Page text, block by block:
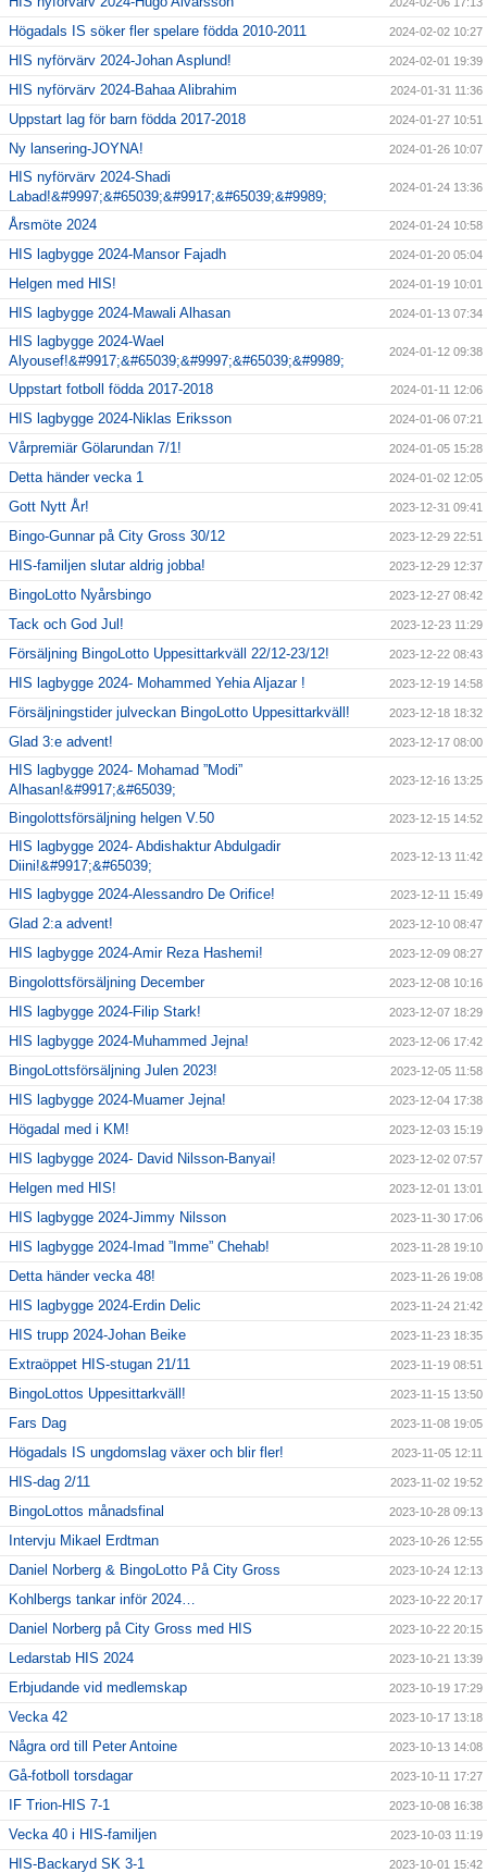
Högadals IS söker fler spelare födda 2010-2011 2024-02-02 10:27
HIS nyförvärv 2024-Johan Asplund! 2024-02-01 19:39
HIS nyförvärv 2024-Bahaa Alibrahim 2024-01-31 11:36
Uppstart lag för barn födda 2017-2018 2024-01-27 10:51
Ny lansering-JOYNA! 2024-01-26 10:07
HIS nyförvärv 2024-Shadi
Labad!&#9997;&#65039;&#9917;&#65039;&#9989;
2024-01-24 13:36
Årsmöte 2024 2024-01-24 10:58
HIS lagbygge 2024-Mansor Fajadh 2024-01-20 05:04
Helgen med HIS! 2024-01-19 10:01
HIS lagbygge 2024-Mawali Alhasan 2024-01-13 07:34
HIS lagbygge 2024-Wael
Alyousef!&#9917;&#65039;&#9997;&#65039;&#9989;
2024-01-12 09:38
Uppstart fotboll födda 2017-2018 2024-01-11 12:06
HIS lagbygge 2024-Niklas Eriksson 2024-01-06 07:21
Vårpremiär Gölarundan 7/1! 2024-01-05 15:28
Detta händer vecka 1 2024-01-02 12:05
Gott Nytt År! 2023-12-31 09:41
Bingo-Gunnar på City Gross 30/12 2023-12-29 22:51
HIS-familjen slutar aldrig jobba! 2023-12-29 12:37
BingoLotto Nyårsbingo 2023-12-27 08:42
Tack och God Jul! 2023-12-23 11:29
Försäljning BingoLotto Uppesittarkväll 22/12-23/12! 2023-12-22 08:43
HIS lagbygge 2024- Mohammed Yehia Aljazar ! 2023-12-19 14:58
Försäljningstider julveckan BingoLotto Uppesittarkväll! 2023-12-18 18:32
Glad 3:e advent! 2023-12-17 08:00
HIS lagbygge 2024- Mohamad ”Modi”
Alhasan!&#9917;&#65039;
2023-12-16 13:25
Bingolottsförsäljning helgen V.50 2023-12-15 14:52
HIS lagbygge 2024- Abdishaktur Abdulgadir
Diini!&#9917;&#65039;
2023-12-13 11:42
HIS lagbygge 2024-Alessandro De Orifice! 2023-12-11 15:49
Glad 2:a advent! 2023-12-10 08:47
HIS lagbygge 2024-Amir Reza Hashemi! 2023-12-09 08:27
Bingolottsförsäljning December 2023-12-08 10:16
HIS lagbygge 2024-Filip Stark! 2023-12-07 18:29
HIS lagbygge 2024-Muhammed Jejna! 2023-12-06 17:42
BingoLottsförsäljning Julen 2023! 2023-12-05 11:58
HIS lagbygge 2024-Muamer Jejna! 2023-12-04 17:38
Högadal med i KM! 2023-12-03 15:19
HIS lagbygge 2024- David Nilsson-Banyai! 2023-12-02 07:57
Helgen med HIS! 2023-12-01 13:01
HIS lagbygge 2024-Jimmy Nilsson 2023-11-30 17:06
HIS lagbygge 2024-Imad ”Imme” Chehab! 2023-11-28 19:10
Detta händer vecka 48! 2023-11-26 19:08
HIS lagbygge 2024-Erdin Delic 2023-11-24 21:42
HIS trupp 2024-Johan Beike 2023-11-23 18:35
Extraöppet HIS-stugan 21/11 2023-11-19 08:51
BingoLottos Uppesittarkväll! 2023-11-15 13:50
Fars Dag 2023-11-08 19:05
Högadals IS ungdomslag växer och blir fler! 2023-11-05 12:11
HIS-dag 2/11 2023-11-02 19:52
BingoLottos månadsfinal 2023-10-28 09:13
Intervju Mikael Erdtman 2023-10-26 12:55
Daniel Norberg & BingoLotto På City Gross 2023-10-24 12:13
Kohlbergs tankar inför 2024… 2023-10-22 20:17
Daniel Norberg på City Gross med HIS 2023-10-22 20:15
Ledarstab HIS 2024 2023-10-21 13:39
Erbjudande vid medlemskap 2023-10-19 17:29
Vecka 42 2023-10-17 13:18
Några ord till Peter Antoine 2023-10-13 14:08
Gå-fotboll torsdagar 2023-10-11 17:27
IF Trion-HIS 7-1 2023-10-08 16:38
Vecka 40 i HIS-familjen 2023-10-03 11:19
HIS-Backaryd SK 3-1 2023-10-01 15:42